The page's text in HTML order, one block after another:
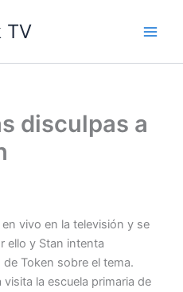
TV
disculpas a
vivo en la televisión y se
ello y Stan intenta
Token sobre el tema.
la escuela primaria de